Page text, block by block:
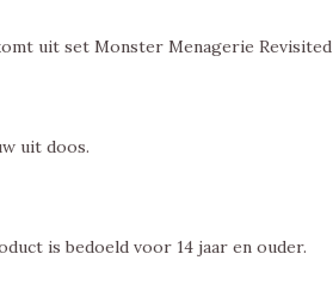
uit set Monster Menagerie Revisited
uit doos.
is bedoeld voor 14 jaar en ouder.